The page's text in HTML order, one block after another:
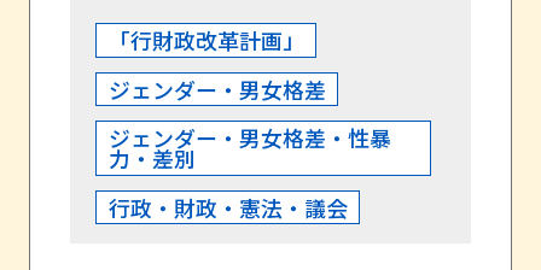
「行財政改革計画」
ジェンダー・男女格差
ジェンダー・男女格差・性暴
力・差別
行政・財政・憲法・議会